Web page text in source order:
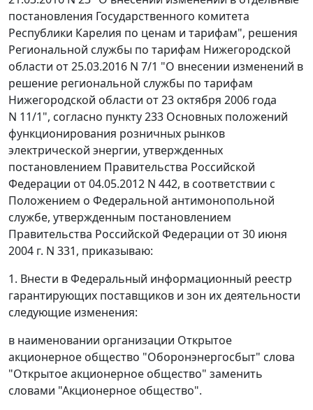
постановления Государственного комитета
Республики Карелия по ценам и тарифам", решения
Региональной службы по тарифам Нижегородской
области от 25.03.2016 N 7/1 "О внесении изменений в
решение региональной службы по тарифам
Нижегородской области от 23 октября 2006 года
N 11/1", согласно пункту 233 Основных положений
функционирования розничных рынков
электрической энергии, утвержденных
постановлением Правительства Российской
Федерации от 04.05.2012 N 442, в соответствии с
Положением о Федеральной антимонопольной
службе, утвержденным постановлением
Правительства Российской Федерации от 30 июня
2004 г. N 331, приказываю:
1. Внести в Федеральный информационный реестр
гарантирующих поставщиков и зон их деятельности
следующие изменения:
в наименовании организации Открытое
акционерное общество "Оборонэнергосбыт" слова
"Открытое акционерное общество" заменить
словами "Акционерное общество".